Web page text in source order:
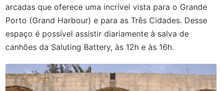
arcadas que oferece uma incrível vista para o Grande
Porto (Grand Harbour) e para as Três Cidades. Desse
espaço é possível assistir diariamente à salva de
canhões da Saluting Battery, às 12h e às 16h.